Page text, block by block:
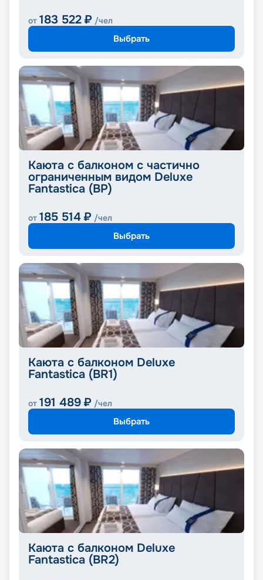
от 183 522 ₽ /чел
Выбрать
Каюта с балконом с частично
ограниченным видом Deluxe
Fantastica (BP)
от 185 514 ₽ /чел
Выбрать
Каюта с балконом Deluxe
Fantastica (BR1)
от 191 489 ₽ /чел
Выбрать
Каюта с балконом Deluxe
Fantastica (BR2)